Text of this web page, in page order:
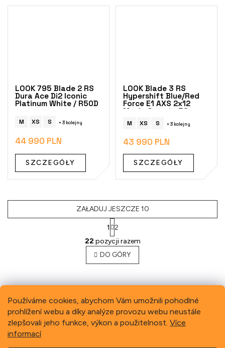
Používáme cookies, abychom Vám umožnili pohodlné
prohlížení webu a díky analýze provozu webu neustále
zlepšovali jeho funkce, výkon a použitelnost. Více
informací
LOOK 795 Blade 2 RS
Dura Ace Di2 Iconic
Platinum White / R50D
M XS S + 3 kolejny
44 990 PLN
SZCZEGÓŁY
LOOK Blade 3 RS
Hypershift Blue/Red
Force E1 AXS 2x12
Mavic Comete 50
M XS S + 3 kolejny
43 990 PLN
SZCZEGÓŁY
K
o
n
t
o
k
i
ZAŁADUJ JESZCZE 10
1
2
22 pozycji razem
DO GÓRY
Previous